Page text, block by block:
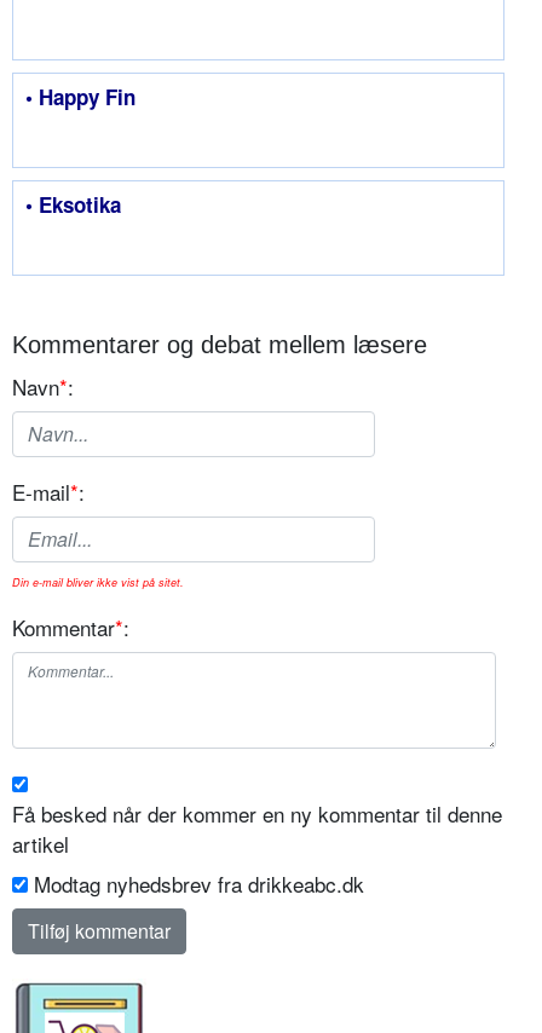
• Happy Fin
• Eksotika
Kommentarer og debat mellem læsere
Navn*:
E-mail*:
Din e-mail bliver ikke vist på sitet.
Kommentar*:
Få besked når der kommer en ny kommentar til denne
artikel
Modtag nyhedsbrev fra drikkeabc.dk